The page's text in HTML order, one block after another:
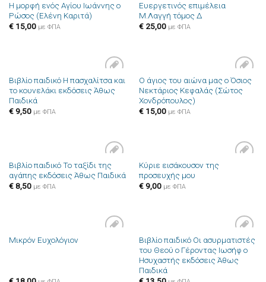
Πρόσθήκη
στην λίστα
Η μορφή ενός Αγίου Ιωάννης ο
Ρώσος (Ελένη Καριτά)
€15,00 με ΦΠΑ
Πρόσθήκη
Ευεργετινός επιμέλεια
Μ.Λαγγή τόμος Δ
€25,00 με ΦΠΑ
Πρόσθήκη
στην λίστα
Βιβλίο παιδικό Η πασχαλίτσα και
το κουνελάκι εκδόσεις Άθως
Παιδικά
€9,50 με ΦΠΑ
Πρόσθήκη
στην λίστα
Ο άγιος του αιώνα μας ο Όσιος
Νεκτάριος Κεφαλάς (Σώτος
Χονδρόπουλος)
€15,00 με ΦΠΑ
Πρόσθήκη
στην λίστα
Βιβλίο παιδικό Το ταξίδι της
αγάπης εκδόσεις Άθως Παιδικά
€8,50 με ΦΠΑ
Πρόσθήκη
Κύριε εισάκουσον της
προσευχής μου
€9,00 με ΦΠΑ
Μικρόν Ευχολόγιον
Πρόσθήκη
στην λίστα
επιθυμιών
Βιβλίο παιδικό Οι ασυρματιστές
του Θεού ο Γέροντας Ιωσήφ ο
Ησυχαστής εκδόσεις Άθως
Παιδικά